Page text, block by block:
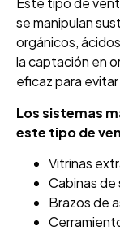
se manipulan
orgánicos,
la captación en
eficaz para
Los sistemas
este tipo de
Vitrinas
Cabinas
Brazos de